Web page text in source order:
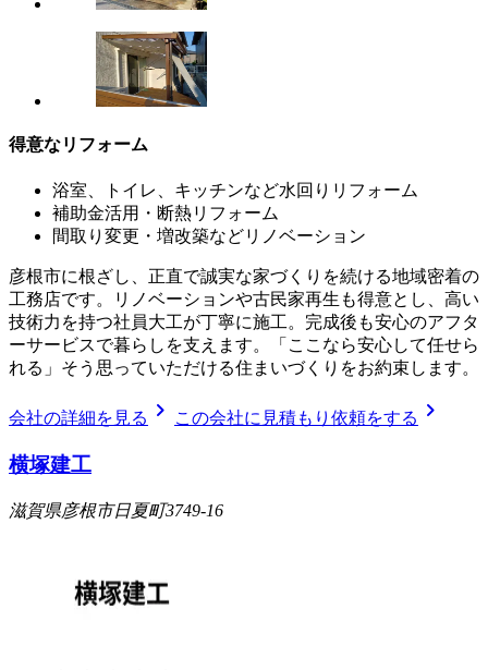
得意なリフォーム
浴室、トイレ、キッチンなど水回りリフォーム
補助金活用・断熱リフォーム
間取り変更・増改築などリノベーション
彦根市に根ざし、正直で誠実な家づくりを続ける地域密着の
工務店です。リノベーションや古民家再生も得意とし、高い
技術力を持つ社員大工が丁寧に施工。完成後も安心のアフタ
ーサービスで暮らしを支えます。「ここなら安心して任せら
れる」そう思っていただける住まいづくりをお約束します。
会社の詳細を見る chevron_right この会社に見積もり依頼をする chevron_right
横塚建工
滋賀県彦根市日夏町3749-16